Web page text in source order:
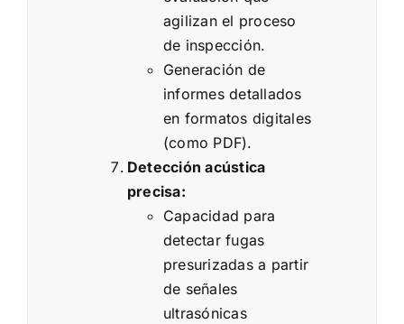
agilizan el proceso
de inspección.
Generación de
informes detallados
en formatos digitales
(como PDF).
Detección acústica
precisa:
Capacidad para
detectar fugas
presurizadas a partir
de señales
ultrasónicas